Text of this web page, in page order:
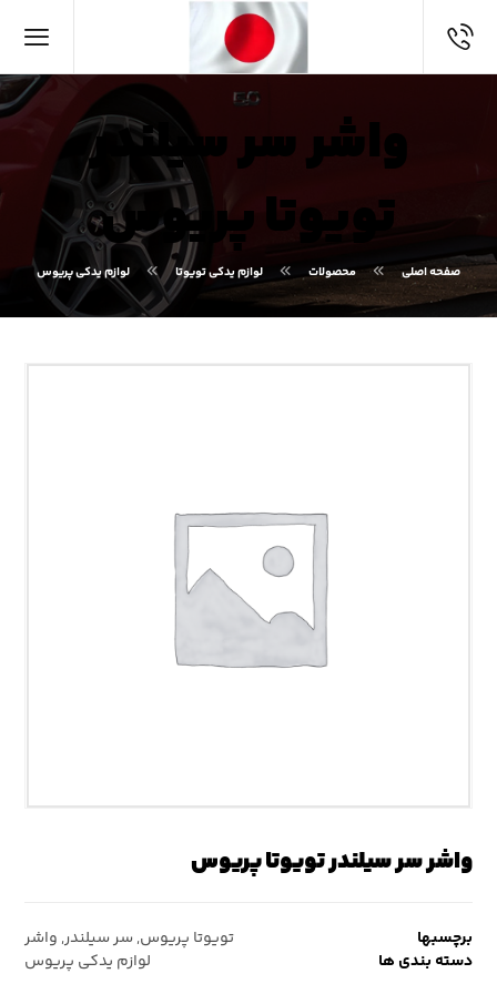
واشر سر سیلندر
تویوتا پریوس
صفحه اصلی محصولات لوازم یدکی تویوتا لوازم یدکی پریوس
واشر سر سیلندر تویوتا پریوس
برچسبها تویوتا پریوس,سر سیلندر, واشر
دسته بندی ها
لوازم یدکی پریوس